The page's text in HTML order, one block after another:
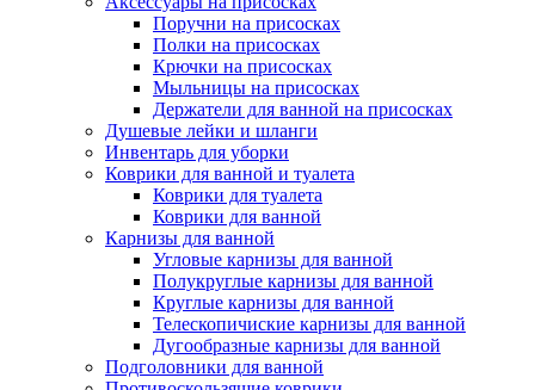
Поручни на присосках
Полки на присосках
Крючки на присосках
Мыльницы на присосках
Держатели для ванной на присосках
Душевые лейки и шланги
Инвентарь для уборки
Коврики для ванной и туалета
Коврики для туалета
Коврики для ванной
Карнизы для ванной
Угловые карнизы для ванной
Полукруглые карнизы для ванной
Круглые карнизы для ванной
Телескопичиские карнизы для ванной
Дугообразные карнизы для ванной
Подголовники для ванной